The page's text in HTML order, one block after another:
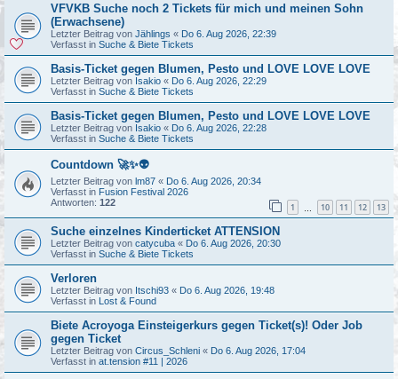
VFVKB Suche noch 2 Tickets für mich und meinen Sohn
(Erwachsene)
Letzter Beitrag von Jählings « Do 6. Aug 2026, 22:39
Verfasst in Suche & Biete Tickets
Basis-Ticket gegen Blumen, Pesto und LOVE LOVE LOVE
Letzter Beitrag von Isakio « Do 6. Aug 2026, 22:29
Verfasst in Suche & Biete Tickets
Basis-Ticket gegen Blumen, Pesto und LOVE LOVE LOVE
Letzter Beitrag von Isakio « Do 6. Aug 2026, 22:28
Verfasst in Suche & Biete Tickets
Countdown 🚀✨👽
Letzter Beitrag von lm87 « Do 6. Aug 2026, 20:34
Verfasst in Fusion Festival 2026
Antworten: 122 1 10 11 12 13
Suche einzelnes Kinderticket ATTENSION
Letzter Beitrag von catycuba « Do 6. Aug 2026, 20:30
Verfasst in Suche & Biete Tickets
Verloren
Letzter Beitrag von Itschi93 « Do 6. Aug 2026, 19:48
Verfasst in Lost & Found
Biete Acroyoga Einsteigerkurs gegen Ticket(s)! Oder Job
gegen Ticket
Letzter Beitrag von Circus_Schleni « Do 6. Aug 2026, 17:04
Verfasst in at.tension #11 | 2026